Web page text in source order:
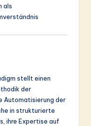
als
stellt einen
der
Automatisierung der
in strukturierte
ihre Expertise auf